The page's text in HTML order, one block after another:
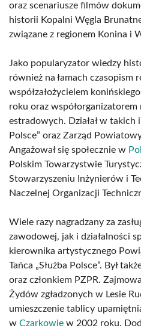
oraz scenariusze filmów
historii Kopalni Węgla
związane z regionem Konina i
Jako popularyzator wiedzy
również na łamach czasopism
współzałożycielem
roku oraz współorganizatorem
estradowych. Działał w takich
Polsce” oraz Zarząd
Angażował się społecznie w
Polskim Towarzystwie
Stowarzyszeniu Inżynierów i
Naczelnej Organizacji
Wiele razy nagradzany za
zawodowej, jak i działalności
kierownika artystycznego
Tańca „Służba Polsce”. Był
oraz członkiem PZPR.
Żydów zgładzonych w Lesie
umieszczenie tablicy
w Czarkowie w 2002 roku.